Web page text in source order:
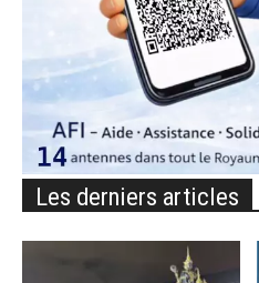
Les derniers articles